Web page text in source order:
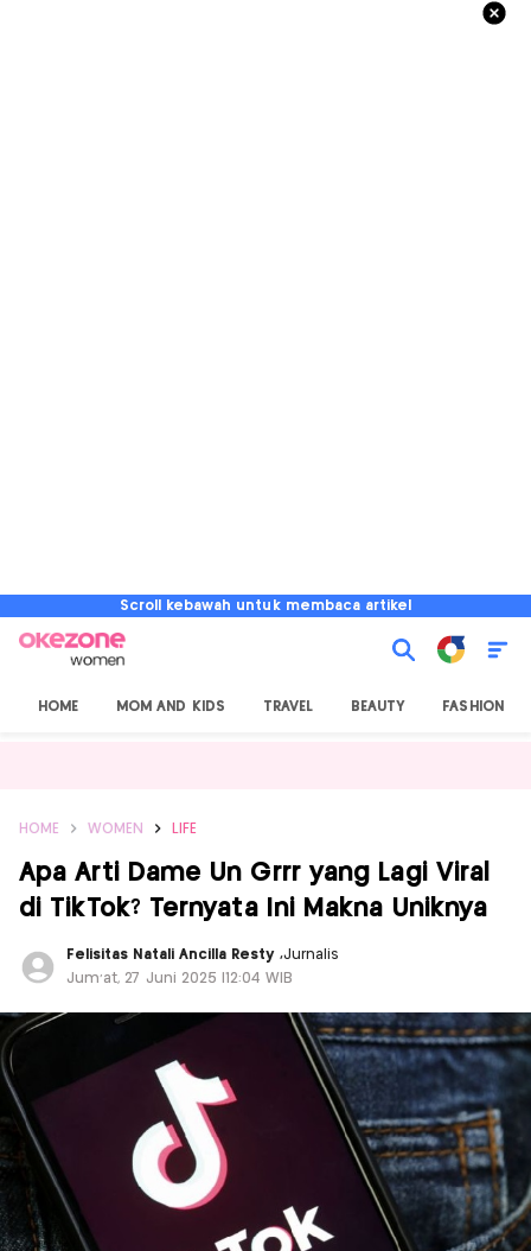
Scroll kebawah untuk membaca artikel
HOME MOM AND KIDS TRAVEL BEAUTY FASHION
HOME WOMEN LIFE
Apa Arti Dame Un Grrr yang Lagi Viral
di TikTok? Ternyata Ini Makna Uniknya
Felisitas Natali Ancilla Resty ,Jurnalis
Jum'at, 27 Juni 2025 |12:04 WIB